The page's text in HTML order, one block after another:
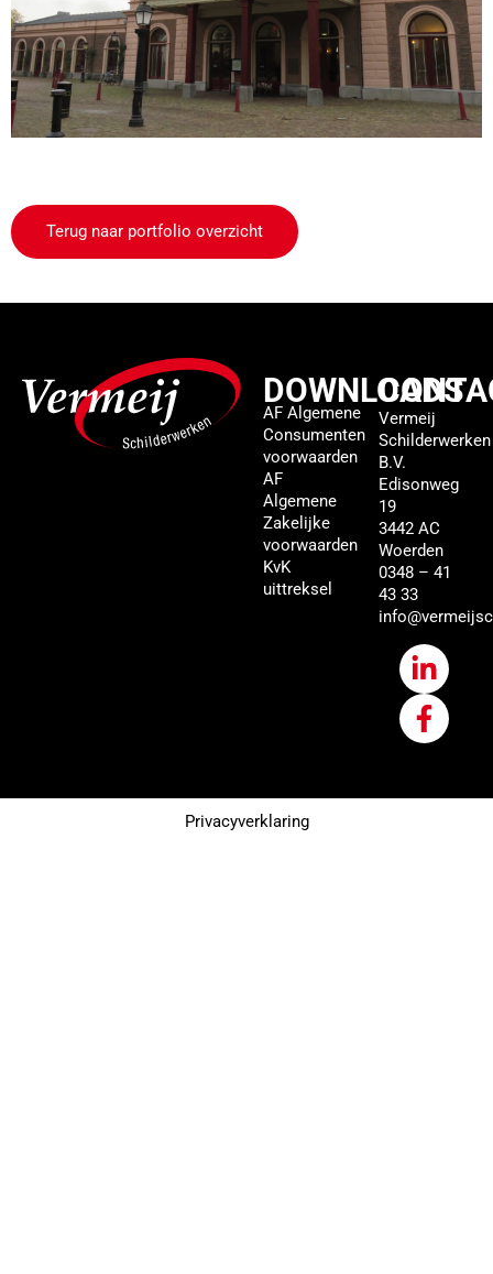
Terug naar portfolio overzicht
DOWNLOADS
AF Algemene
Consumenten
voorwaarden
AF
Algemene
Zakelijke
voorwaarden
KvK
uittreksel
Vermeij
Schilderwerken
B.V.
Edisonweg
19
3442 AC
Woerden
0348 – 41
43 33
Privacyverklaring